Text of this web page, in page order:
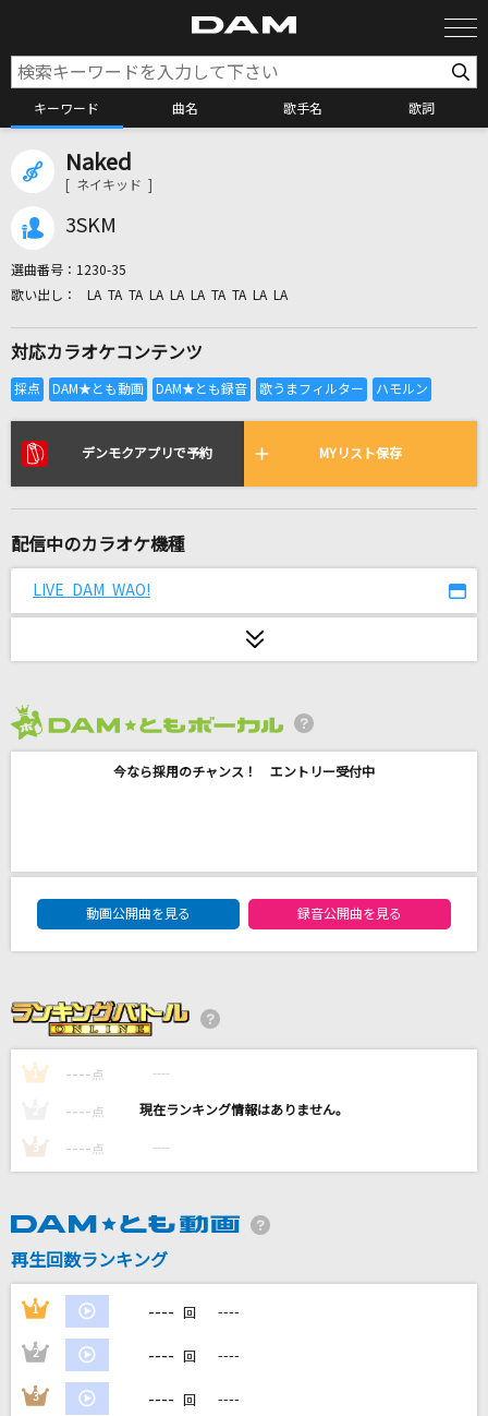
キーワード 曲名 歌手名 歌詞
全国りれき
リアルタイムで歌われている曲の一覧
[生音]手紙
アスノヨゾラ哨戒班
DKオリジナルメドレー
最後の放課後
ORANGE RANGE
時代
115万キロのフィルム
My Hair is Bad
カラオケ最新情報をチェック！
Naked
[ ネイキッド ]
3SKM
選曲番号： 1230-35
LA TA TA LA LA LA TA TA LA LA
対応カラオケコンテンツ
デンモクアプリで予約 MYリスト保存
配信中のカラオケ機種
LIVE DAM WAO!
今なら採用のチャンス！ エントリー受付中
DAM★ともボーカルエントリーランキング
動画公開曲を見る
録音公開曲を見る
1 ---- 点 ----
---- 点 ----
3 ---- 点 ----
再生回数ランキング
1 ---- 回 ----
2 ---- 回 ----
3 ---- 回 ----